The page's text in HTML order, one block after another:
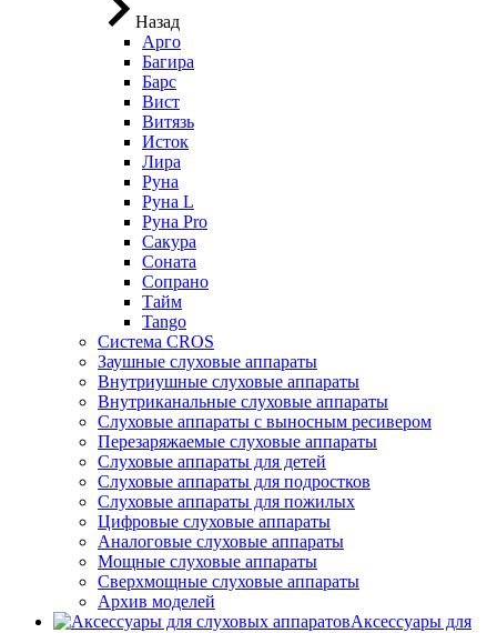
Назад
Арго
Багира
Барс
Вист
Витязь
Исток
Лира
Руна
Руна L
Руна Pro
Сакура
Соната
Сопрано
Тайм
Tango
Система CROS
Заушные слуховые аппараты
Внутриушные слуховые аппараты
Внутриканальные слуховые аппараты
Слуховые аппараты с выносным ресивером
Перезаряжаемые слуховые аппараты
Слуховые аппараты для детей
Слуховые аппараты для подростков
Слуховые аппараты для пожилых
Цифровые слуховые аппараты
Аналоговые слуховые аппараты
Мощные слуховые аппараты
Сверхмощные слуховые аппараты
Архив моделей
Аксессуары для